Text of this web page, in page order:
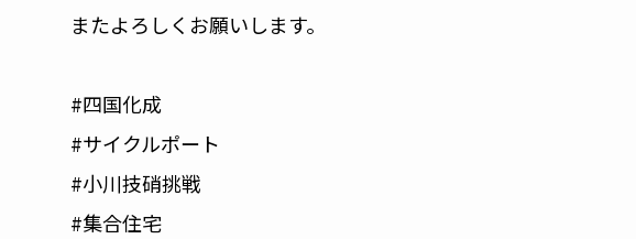
またよろしくお願いします。
#四国化成
#サイクルポート
#小川技硝挑戦
#集合住宅